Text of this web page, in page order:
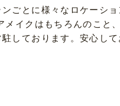
ごとに様々なロケーシ
イクはもちろんのこと
しております。安心して